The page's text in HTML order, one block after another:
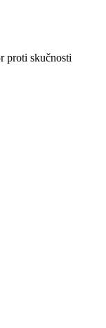
proti skučnosti